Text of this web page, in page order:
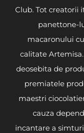
Club. Tot creatorii
panettone-
macaronului
calitate
deosebita de
premiatele
maestri
cauza
incantare a